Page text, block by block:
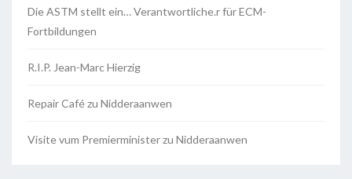
Die ASTM stellt ein… Verantwortliche.r für ECM-
Fortbildungen
R.I.P. Jean-Marc Hierzig
Repair Café zu Nidderaanwen
Visite vum Premierminister zu Nidderaanwen